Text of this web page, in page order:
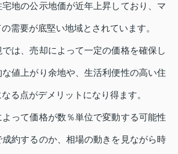
地の公示地価が近年上昇しており、マ
需要が底堅い地域とされています。
は、売却によって一定の価格を確保し
値上がり余地や、生活利便性の高い住
る点がデメリットになり得ます。
って価格が数％単位で変動する可能性
約するのか、相場の動きを見ながら時